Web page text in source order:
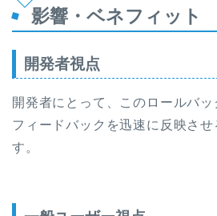
影響・ベネフィット
開発者視点
開発者にとって、このロールバ
フィードバックを迅速に反映さ
す。